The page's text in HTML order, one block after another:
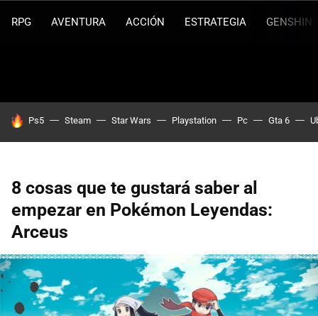
RPG AVENTURA ACCIÓN ESTRATEGIA GENSHIN
HOY SE HABLA DE
Ps5 Steam Star Wars Playstation Pc Gta 6
8 cosas que te gustará saber al
empezar en Pokémon Leyendas:
Arceus